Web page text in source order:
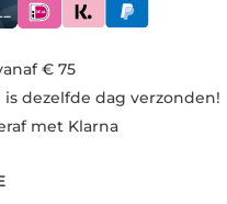
€ 75
is dezelfde dag verzonden!
met Klarna